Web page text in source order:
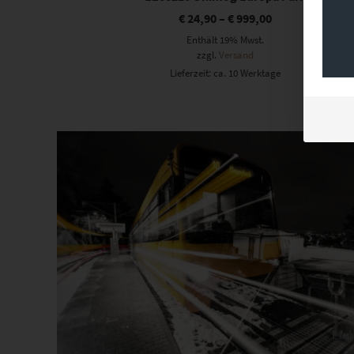
€ 24,90 –€ 999,00
Enthält 19% Mwst.
zzgl.Versand
Lieferzeit: ca. 10 Werktage
Dieses Produkt weist mehrere Varianten auf. Die Optionen können auf der Produktseite gewählt werden